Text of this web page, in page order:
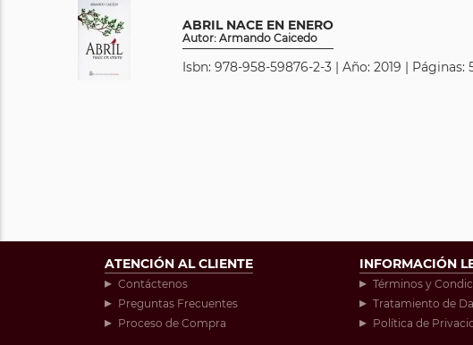
ABRIL NACE EN ENERO
Autor: Armando Caicedo
Isbn: 978-958-59876-2-3 | Año: 2019 | Páginas:
ATENCIÓN AL CLIENTE
Contáctenos
Preguntas Frecuentes
Proceso de Compra
INFORMACIÓN
Términos y
Tratamiento de
Política de